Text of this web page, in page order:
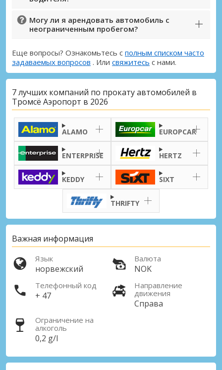
Могу ли я арендовать автомобиль с
неограниченным пробегом?
Еще вопросы? Ознакомьтесь с полным списком часто
задаваемых вопросов . Или свяжитесь с нами.
7 лучших компаний по прокату автомобилей в
Тромсё Аэропорт в 2026
ALAMO EUROPCAR
ENTERPRISE HERTZ
KEDDY SIXT
THRIFTY
Важная информация
Язык
норвежский
Валюта
NOK
Телефонный код
+ 47
Направление
движения
Справа
Ограничение на
алкоголь
0,2 g/l